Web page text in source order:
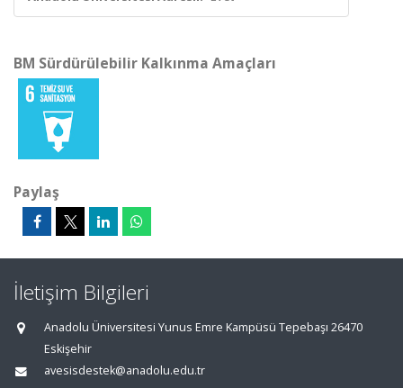
BM Sürdürülebilir Kalkınma Amaçları
Paylaş
İletişim Bilgileri
Anadolu Üniversitesi Yunus Emre Kampüsü Tepebaşı 26470
Eskişehir
avesisdestek@anadolu.edu.tr